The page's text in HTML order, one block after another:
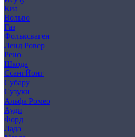
Киа
Вольво
Газ
Фольксваген
Ленд Ровер
Рено
Шкода
СсангЙонг
Субару
Сузуки
Альфа Ромео
Ауди
Форд
Лада